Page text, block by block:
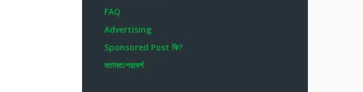
FAQ
Advertising
Sponsored Post কি?
মতামত/পরামর্শ